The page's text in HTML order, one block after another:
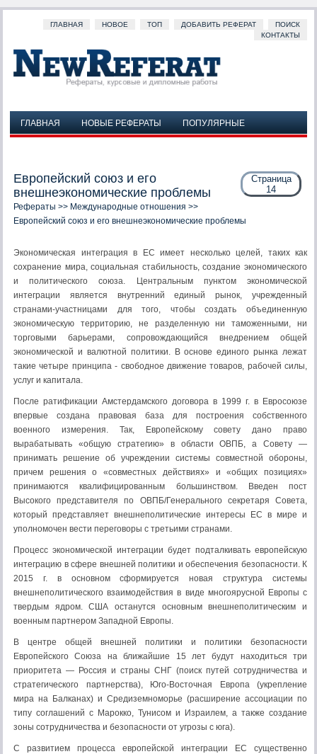
ГЛАВНАЯ НОВОЕ ТОП ДОБАВИТЬ РЕФЕРАТ
ПОИСК
КОНТАКТЫ
ГЛАВНАЯ НОВЫЕ РЕФЕРАТЫ
ПОПУЛЯРНЫЕ
Страница
14
Европейский союз и его
внешнеэкономические проблемы
Рефераты >> Международные отношения >>
Европейский союз и его внешнеэкономические проблемы
Экономическая интеграция в ЕС имеет несколько целей, таких как
сохранение мира, социальная стабильность, создание экономического
и политического союза. Центральным пунктом экономической
интеграции является внутренний единый рынок, учрежденный
странами-участницами для того, чтобы создать объединенную
экономическую территорию, не разделенную ни таможенными, ни
торговыми барьерами, сопровождающийся внедрением общей
экономической и валютной политики. В основе единого рынка лежат
такие четыре принципа - свободное движение товаров, рабочей силы,
услуг и капитала.
После ратификации Амстердамского договора в 1999 г. в Евросоюзе
впервые создана правовая база для построения собственного
военного измерения. Так, Европейскому совету дано право
вырабатывать «общую стратегию» в области ОВПБ, а Совету —
принимать решение об учреждении системы совместной обороны,
причем решения о «совместных действиях» и «общих позициях»
принимаются квалифицированным большинством. Введен пост
Высокого представителя по ОВПБ/Генерального секретаря Совета,
который представляет внешнеполитические интересы ЕС в мире и
уполномочен вести переговоры с третьими странами.
Процесс экономической интеграции будет подталкивать европейскую
интеграцию в сфере внешней политики и обеспечения безопасности. К
2015 г. в основном сформируется новая структура системы
внешнеполитического взаимодействия в виде многоярусной Европы с
твердым ядром. США останутся основным внешнеполитическим и
военным партнером Западной Европы.
В центре общей внешней политики и политики безопасности
Европейского Союза на ближайшие 15 лет будут находиться три
приоритета — Россия и страны СНГ (поиск путей сотрудничества и
стратегического партнерства), Юго-Восточная Европа (укрепление
мира на Балканах) и Средиземноморье (расширение ассоциации по
типу соглашений с Марокко, Тунисом и Израилем, а также создание
зоны сотрудничества и безопасности от угрозы с юга).
С развитием процесса европейской интеграции ЕС существенно